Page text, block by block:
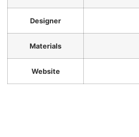
Designer
Materials
Website